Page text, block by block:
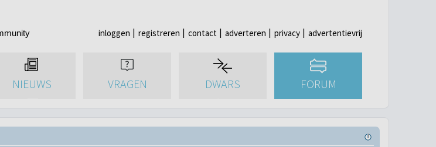
inloggen registreren contact adverteren privacy advertentievrij
NIEUWS VRAGEN DWARS FORUM